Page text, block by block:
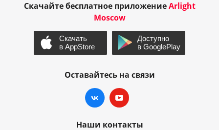
Скачайте бесплатное приложениеArlight
Moscow
Оставайтесь на связи
Наши контакты